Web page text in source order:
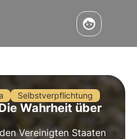
Selbstverpflichtung
Wahrheit über
Vereinigten Staaten